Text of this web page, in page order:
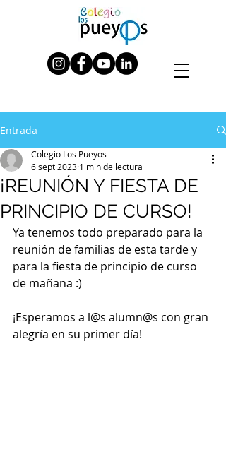
Entrada
¡REUNIÓN Y FIESTA DE
PRINCIPIO DE CURSO!
Colegio Los Pueyos
6 sept 2023 1 min de lectura
Ya tenemos todo preparado para la
reunión de familias de esta tarde y
para la fiesta de principio de curso
de mañana :)
¡Esperamos a l@s alumn@s con gran
alegría en su primer día!